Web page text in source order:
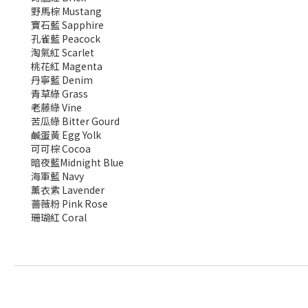
野馬棕 Mustang
寶石藍 Sapphire
孔雀藍 Peacock
淘氣紅 Scarlet
桃花紅 Magenta
丹寧藍 Denim
青草綠 Grass
老藤綠 Vine
苦瓜綠 Bitter Gourd
鹹蛋黃 Egg Yolk
可可棕 Cocoa
暗夜藍Midnight Blue
海軍藍 Navy
薰衣紫 Lavender
薔薇粉 Pink Rose
珊瑚紅 Coral